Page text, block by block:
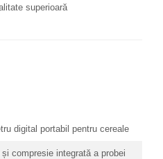
superioară
digital portabil pentru cereale
și compresie integrată a probei